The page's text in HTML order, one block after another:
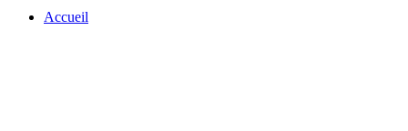
Accueil